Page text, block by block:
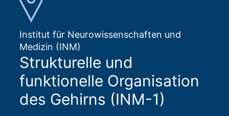
Institut für Neurowissenschaften und
Medizin (INM)
Strukturelle und
funktionelle Organisation
des Gehirns (INM-1)